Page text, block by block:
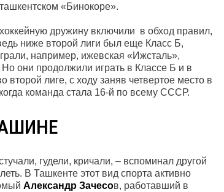
«Бинокоре».
дружину включили в обход правил,
ниже второй лиги был еще Класс Б,
например, ижевская «Ижсталь»,
они продолжили играть в Классе Б и в
лиге, с ходу заняв четвертое место в
команда стала 16-й по всему СССР.
гудели, кричали, – вспоминал другой
В Ташкенте этот вид спорта активно
Александр Зачесов, работавший в